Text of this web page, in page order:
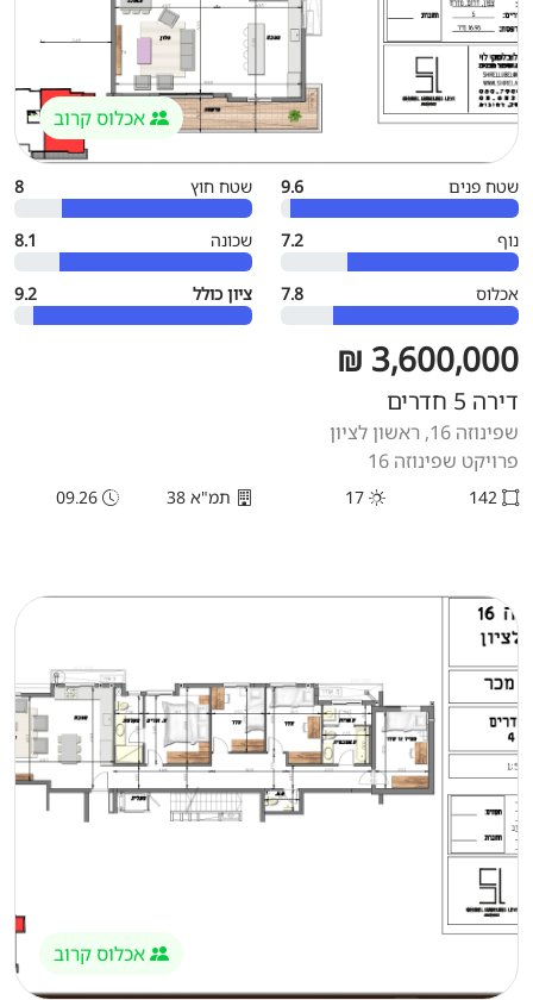
אכלוס קרוב
שטח פנים 9.6 שטח חוץ 8
נוף 7.2 שכונה 8.1
אכלוס 7.8 ציון כולל 9.2
3,600,000 ₪
דירה 5 חדרים
שפינוזה 16, ראשון לציון
פרויקט שפינוזה 16
תמ"א 38
אכלוס קרוב